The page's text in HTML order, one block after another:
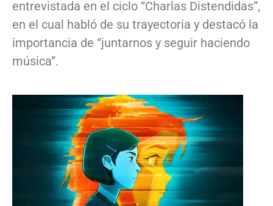
entrevistada en el ciclo “Charlas Distendidas”,
en el cual habló de su trayectoria y destacó la
importancia de “juntarnos y seguir haciendo
música”.